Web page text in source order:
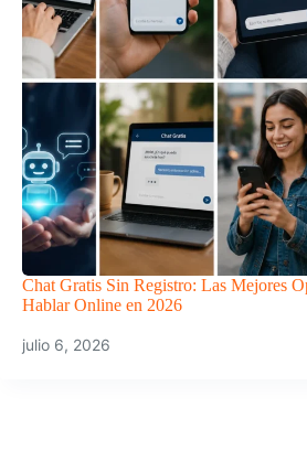
Chat Gratis Sin Registro: Las Mejores
Hablar Online en 2026
julio 6, 2026